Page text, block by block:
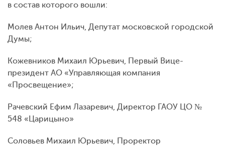
в состав которого вошли:
Молев Антон Ильич, Депутат московской городской
Думы;
Кожевников Михаил Юрьевич, Первый Вице-
президент АО «Управляющая компания
«Просвещение»;
Рачевский Ефим Лазаревич, Директор ГАОУ ЦО №
548 «Царицыно»
Соловьев Михаил Юрьевич, Проректор